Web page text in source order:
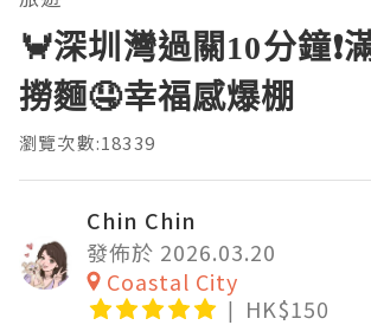
🦀深圳灣過關10分鐘❗
撈麵🤤幸福感爆棚
瀏覽次數:18339
Chin Chin
發佈於 2026.03.20
Coastal City
HK$150